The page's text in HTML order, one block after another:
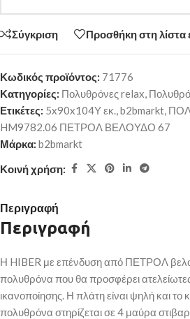
Σύγκριση Προσθήκη στη λίστα
Κωδικός προϊόντος: 71776
Κατηγορίες: Πολυθρόνες relax,
Ετικέτες: 5x90x104Υ εκ.,b2bmarkt,
HM9782.06 ΠΕΤΡΟΛ ΒΕΛΟΥΔΟ 67
Μάρκα: b2bmarkt
Κοινή χρήση:
Περιγραφή
Περιγραφή
Η HIBER με επένδυση από ΠΕΤΡΟΛ
πολυθρόνα που θα προσφέρει
ικανοποίησης. Η πλάτη είναι ψηλή και
πολυθρόνα στηρίζεται σε 4 μαύρα